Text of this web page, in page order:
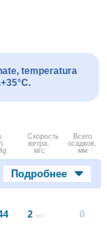
temperatura
Скорость
ветра.
м/с
Всего
осадков,
мм
Подробнее
2 м/с 0